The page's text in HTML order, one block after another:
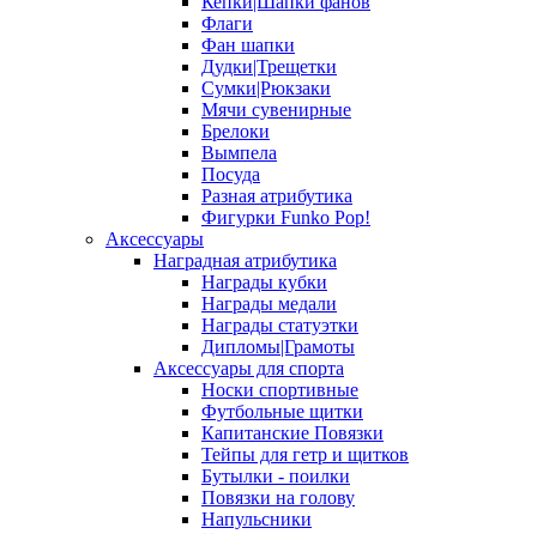
Флаги
Фан шапки
Дудки|Трещетки
Сумки|Рюкзаки
Мячи сувенирные
Брелоки
Вымпела
Посуда
Разная атрибутика
Фигурки Funko Pop!
Аксессуары
Наградная атрибутика
Награды кубки
Награды медали
Награды статуэтки
Дипломы|Грамоты
Аксессуары для спорта
Носки спортивные
Футбольные щитки
Капитанские Повязки
Тейпы для гетр и щитков
Бутылки - поилки
Повязки на голову
Напульсники